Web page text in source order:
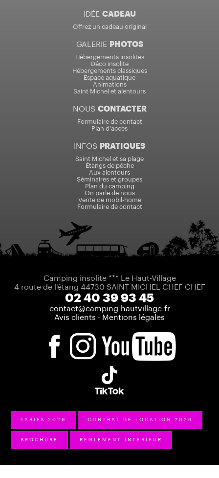
IDÉE CADEAU
Offrez un cadeau original
GALERIE PHOTOS
Hébergements insolites
Déco insolite
Hébergements classiques
Espace aquatique
Animations
Saint Michel et alentours
NOUS CONTACTER
Formulaire de contact
Plan d'accès
INFOS PRATIQUES
Saint Michel et sa plage
Étangs de pêche
Aux alentours
Séminaires et groupes
Plan du camping
On parle de nous
Vente de mobil-home
Formulaire de contact
Camping insolite *** Le Haut-Village
4 route de l'étang 44730 SAINT MICHEL CHEF CHEF
02 40 39 93 45
contact@camping-hautvillage.fr
Avis clients - Mentions légales
TARIFS 2026 CONTRAT DE LOCATION 2026
BROCHURE RÉGLEMENT INTÉRIEUR